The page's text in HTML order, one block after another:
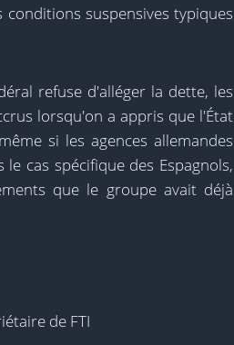
suspensives typiques
refuse d'alléger la dette, les
lorsqu'on a appris que l'État
si les agences allemandes
cas spécifique des Espagnols,
que le groupe avait déjà
de FTI